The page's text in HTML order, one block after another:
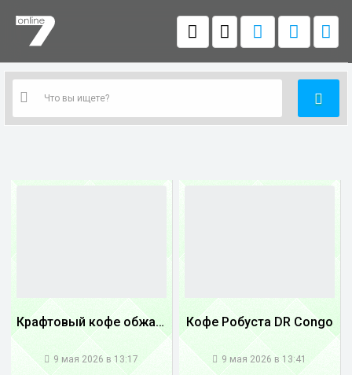
Крафтовый кофе обжареный купаж арабики 3...
9 мая 2026 в 13:17
Кофе Робуста DR Congo
9 мая 2026 в 13:41